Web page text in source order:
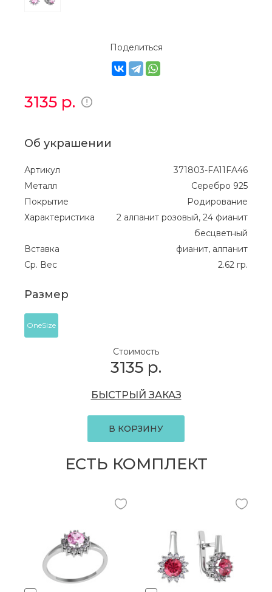
Поделиться
3135 р.
Об украшении
Артикул
371803-FA11FA46
Металл
Серебро 925
Покрытие
Родирование
Характеристика
2 алпанит розовый, 24 фианит
бесцветный
Вставка
фианит, алпанит
Ср. Вес
2.62 гр.
Размер
OneSize
Стоимость
3135 р.
БЫСТРЫЙ ЗАКАЗ
В КОРЗИНУ
ЕСТЬ КОМПЛЕКТ